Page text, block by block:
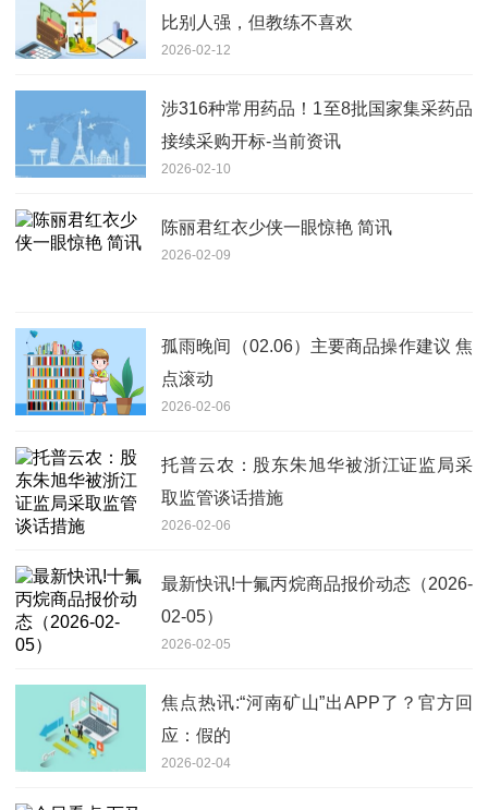
比别人强，但教练不喜欢
2026-02-12
涉316种常用药品！1至8批国家集采药品
接续采购开标-当前资讯
2026-02-10
陈丽君红衣少侠一眼惊艳 简讯
2026-02-09
孤雨晚间（02.06）主要商品操作建议 焦
点滚动
2026-02-06
托普云农：股东朱旭华被浙江证监局采
取监管谈话措施
2026-02-06
最新快讯!十氟丙烷商品报价动态（2026-
02-05）
2026-02-05
焦点热讯:“河南矿山”出APP了？官方回
应：假的
2026-02-04